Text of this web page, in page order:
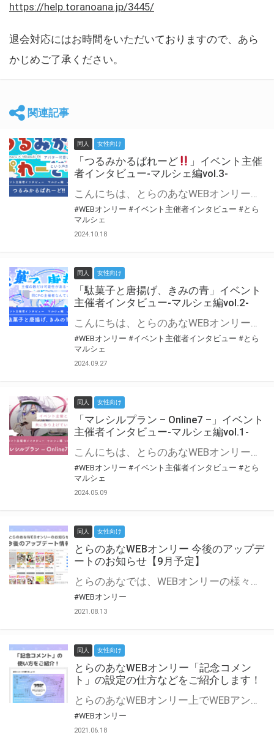
https://help.toranoana.jp/3445/
退会対応にはお時間をいただいておりますので、あら
かじめご了承ください。
関連記事
同人 女性向け
「つるみかるぱれーど
」イベント主催
者インタビュー-マルシェ編vol.3-
こんにちは、とらのあなWEBオンリー運営スタッフです。 新たにお届けする、イベント主催者インタビュー-マルシェ編-は、 とらのあなWEBオンリー「マルシェ」をご利用した主催様に 「マルシェ」を使って開催した感想や心がけをお聞きする企画です。 今回は、WEBオンリー初開催「つるみかるぱれーど
#WEBオンリー #イベント主催者インタビュー #とら
マルシェ
2024.10.18
同人 女性向け
「駄菓子と唐揚げ、きみの青」イベント
主催者インタビュー-マルシェ編vol.2-
こんにちは、とらのあなWEBオンリー運営スタッフです。 新たにお届けする、イベント主催者インタビュー-マルシェ編-は、 とらのあなWEBオンリー「マルシェ」をご利用の主催様に 「マルシェ」を使ってイベントを開催した感想や心がけをお聞きする企画です。 今回は、WEBオンリー初開催「駄菓子と唐揚げ、きみの青」より、 主催のぎこ六屋様にお話を伺いました。 協力：ぎこ六屋様／イベント公式Twitter（@krkgwks） とらのあなWEBオンリー「マルシェ」とは？ WEBオンリーでリアルタイムでコミュニケーションがとれるオンライン会場です。
#WEBオンリー #イベント主催者インタビュー #とら
マルシェ
2024.09.27
同人 女性向け
「マレシルプラン – Online7 –」イベント
主催者インタビュー-マルシェ編vol.1-
こんにちは、とらのあなWEBオンリー運営スタッフです。 新たにお届けする、イベント主催者インタビュー-マルシェ編-は、 とらのあなWEBオンリー「マルシェ」をご利用した主催様に 「マルシェ」を使って開催した感想や心がけをお聞きする企画です。 今回は、WEBオンリー開催7回目迎えた「マレシルプラン – Online7 –」より、 主催の玉川うた様にお話を伺いました。 ▼マレシルプランのインタビュー前回記事 「イベント主催者インタビュー vol.6」はこちら 協力：玉川うた様（マレシルプラン実行委員会 代表）／イベント公式Twitter（@mallesil_plan） とらのあなWEBオンリー「マルシェ」とは？ WEBオンリーでリアルタイムでコミュニケーションがとれるオンライン会場です。
#WEBオンリー #イベント主催者インタビュー #とら
マルシェ
2024.05.09
同人 女性向け
とらのあなWEBオンリー 今後のアップデ
ートのお知らせ【9月予定】
とらのあなでは、WEBオンリーの様々な支援を実施しています。 今回は2021年9月に実装を予定しているアップデート情報についてご紹介いたします。 とらのあなWEBオンリーサイトはこちら
#WEBオンリー
2021.08.13
同人 女性向け
とらのあなWEBオンリー「記念コメン
ト」の設定の仕方などをご紹介します！
とらのあなWEBオンリー上でWEBアンソロジーが作成できる「記念コメント」について、その使い方や作成手順を解説します！ 支援タイプを「サークル参加型」「サークル参加型・マルシェ(イベント会場)機能付き」でお申し込みいただいている主催者様はぜひご活用ください♪ とらのあなWEBオンリーサイトはこちら
#WEBオンリー
2021.06.18